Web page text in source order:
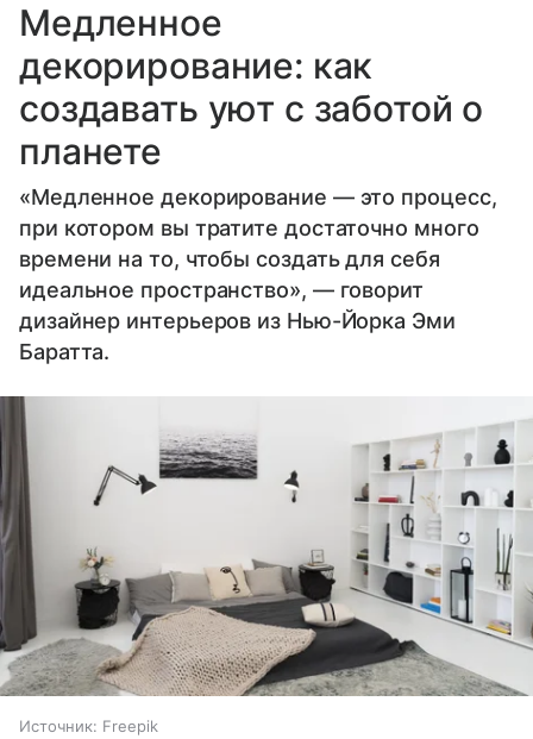
Медленное
декорирование: как
создавать уют с заботой о
планете
«Медленное декорирование — это процесс,
при котором вы тратите достаточно много
времени на то, чтобы создать для себя
идеальное пространство», — говорит
дизайнер интерьеров из Нью-Йорка Эми
Баратта.
Источник: Freepik